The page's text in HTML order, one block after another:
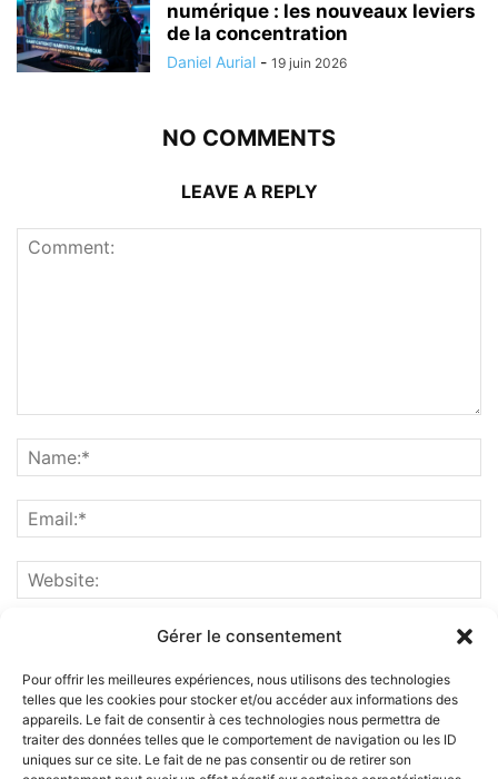
Gérer le consentement
Pour offrir les meilleures expériences, nous utilisons des technologies
telles que les cookies pour stocker et/ou accéder aux informations des
appareils. Le fait de consentir à ces technologies nous permettra de
traiter des données telles que le comportement de navigation ou les ID
uniques sur ce site. Le fait de ne pas consentir ou de retirer son
numérique : les nouveaux leviers
de la concentration
Daniel Aurial - 19 juin 2026
NO COMMENTS
LEAVE A REPLY